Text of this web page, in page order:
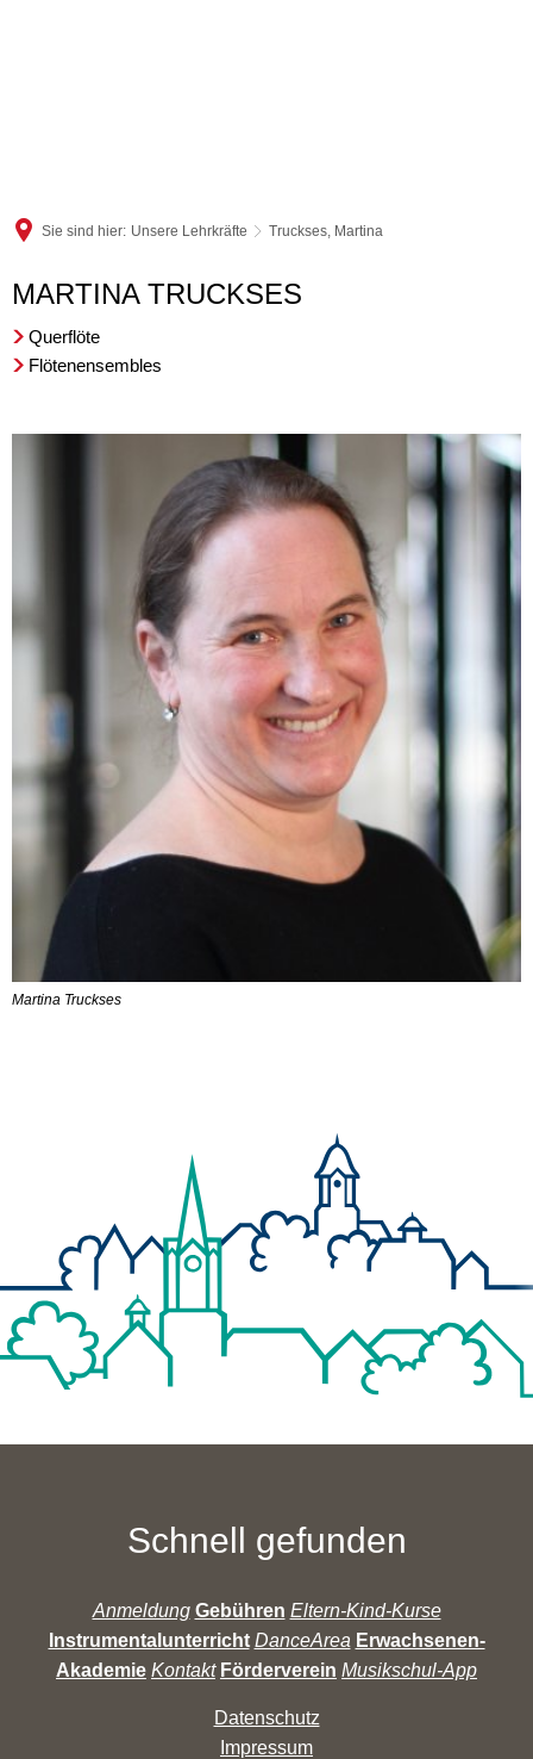
Sie sind hier: Unsere Lehrkräfte Truckses, Martina
Truckses,
Martina
MARTINA TRUCKSES
Querflöte
Flötenensembles
Martina Truckses
Schnell gefunden
Anmeldung Gebühren Eltern-Kind-Kurse
Instrumentalunterricht DanceArea Erwachsenen-
Akademie Kontakt Förderverein Musikschul-App
Datenschutz
Impressum